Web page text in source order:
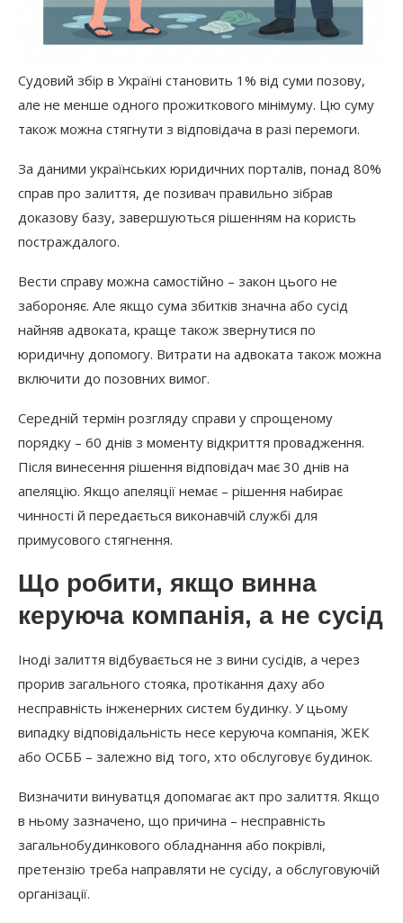
Судовий збір в Україні становить 1% від суми позову,
але не менше одного прожиткового мінімуму. Цю суму
також можна стягнути з відповідача в разі перемоги.
За даними українських юридичних порталів, понад 80%
справ про залиття, де позивач правильно зібрав
доказову базу, завершуються рішенням на користь
постраждалого.
Вести справу можна самостійно – закон цього не
забороняє. Але якщо сума збитків значна або сусід
найняв адвоката, краще також звернутися по
юридичну допомогу. Витрати на адвоката також можна
включити до позовних вимог.
Середній термін розгляду справи у спрощеному
порядку – 60 днів з моменту відкриття провадження.
Після винесення рішення відповідач має 30 днів на
апеляцію. Якщо апеляції немає – рішення набирає
чинності й передається виконавчій службі для
примусового стягнення.
Що робити, якщо винна
керуюча компанія, а не сусід
Іноді залиття відбувається не з вини сусідів, а через
прорив загального стояка, протікання даху або
несправність інженерних систем будинку. У цьому
випадку відповідальність несе керуюча компанія, ЖЕК
або ОСББ – залежно від того, хто обслуговує будинок.
Визначити винуватця допомагає акт про залиття. Якщо
в ньому зазначено, що причина – несправність
загальнобудинкового обладнання або покрівлі,
претензію треба направляти не сусіду, а обслуговуючій
організації.